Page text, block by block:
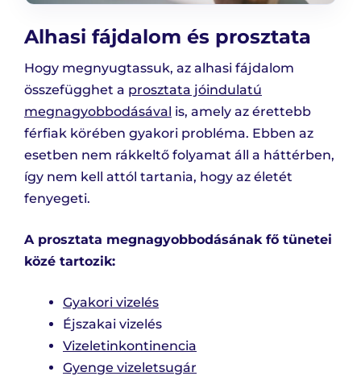
Alhasi fájdalom és prosztata
Hogy megnyugtassuk, az alhasi fájdalom
összefügghet a prosztata jóindulatú
megnagyobbodásával is, amely az érettebb
férfiak körében gyakori probléma. Ebben az
esetben nem rákkeltő folyamat áll a háttérben,
így nem kell attól tartania, hogy az életét
fenyegeti.
A prosztata megnagyobbodásának fő tünetei
közé tartozik:
Gyakori vizelés
Éjszakai vizelés
Vizeletinkontinencia
Gyenge vizeletsugár